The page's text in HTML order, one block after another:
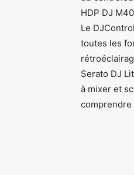
HDP DJ
Le
toutes les
Serato DJ
à mixer et
comprendre